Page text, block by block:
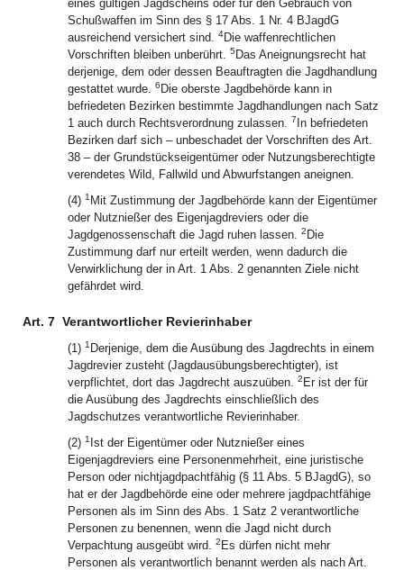
eines gültigen Jagdscheins oder für den Gebrauch von
Schußwaffen im Sinn des § 17 Abs. 1 Nr. 4 BJagdG
ausreichend versichert sind. 4Die waffenrechtlichen
Vorschriften bleiben unberührt. 5 Das Aneignungsrecht hat
derjenige, dem oder dessen Beauftragten die Jagdhandlung
gestattet wurde. 6 Die oberste Jagdbehörde kann in
befriedeten Bezirken bestimmte Jagdhandlungen nach Satz
1 auch durch Rechtsverordnung zulassen. 7 In befriedeten
Bezirken darf sich – unbeschadet der Vorschriften des Art.
38 – der Grundstückseigentümer oder Nutzungsberechtigte
verendetes Wild, Fallwild und Abwurfstangen aneignen.
(4) 1 Mit Zustimmung der Jagdbehörde kann der Eigentümer
oder Nutznießer des Eigenjagdreviers oder die
Jagdgenossenschaft die Jagd ruhen lassen. 2 Die
Zustimmung darf nur erteilt werden, wenn dadurch die
Verwirklichung der in Art. 1 Abs. 2 genannten Ziele nicht
gefährdet wird.
Art. 7 Verantwortlicher Revierinhaber
(1) 1 Derjenige, dem die Ausübung des Jagdrechts in einem
Jagdrevier zusteht (Jagdausübungsberechtigter), ist
verpflichtet, dort das Jagdrecht auszuüben. 2 Er ist der für
die Ausübung des Jagdrechts einschließlich des
Jagdschutzes verantwortliche Revierinhaber.
(2) 1 Ist der Eigentümer oder Nutznießer eines
Eigenjagdreviers eine Personenmehrheit, eine juristische
Person oder nichtjagdpachtfähig (§ 11 Abs. 5 BJagdG), so
hat er der Jagdbehörde eine oder mehrere jagdpachtfähige
Personen als im Sinn des Abs. 1 Satz 2 verantwortliche
Personen zu benennen, wenn die Jagd nicht durch
Verpachtung ausgeübt wird. 2 Es dürfen nicht mehr
Personen als verantwortlich benannt werden als nach Art.